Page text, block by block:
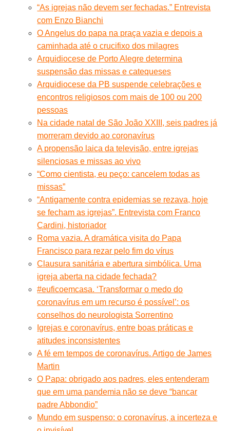
“As igrejas não devem ser fechadas.” Entrevista
com Enzo Bianchi
O Angelus do papa na praça vazia e depois a
caminhada até o crucifixo dos milagres
Arquidiocese de Porto Alegre determina
suspensão das missas e catequeses
Arquidiocese da PB suspende celebrações e
encontros religiosos com mais de 100 ou 200
pessoas
Na cidade natal de São João XXIII, seis padres já
morreram devido ao coronavírus
A propensão laica da televisão, entre igrejas
silenciosas e missas ao vivo
“Como cientista, eu peço: cancelem todas as
missas”
“Antigamente contra epidemias se rezava, hoje
se fecham as igrejas”. Entrevista com Franco
Cardini, historiador
Roma vazia. A dramática visita do Papa
Francisco para rezar pelo fim do vírus
Clausura sanitária e abertura simbólica. Uma
igreja aberta na cidade fechada?
#euficoemcasa. ‘Transformar o medo do
coronavírus em um recurso é possível’: os
conselhos do neurologista Sorrentino
Igrejas e coronavírus, entre boas práticas e
atitudes inconsistentes
A fé em tempos de coronavírus. Artigo de James
Martin
O Papa: obrigado aos padres, eles entenderam
que em uma pandemia não se deve “bancar
padre Abbondio”
Mundo em suspenso: o coronavírus, a incerteza e